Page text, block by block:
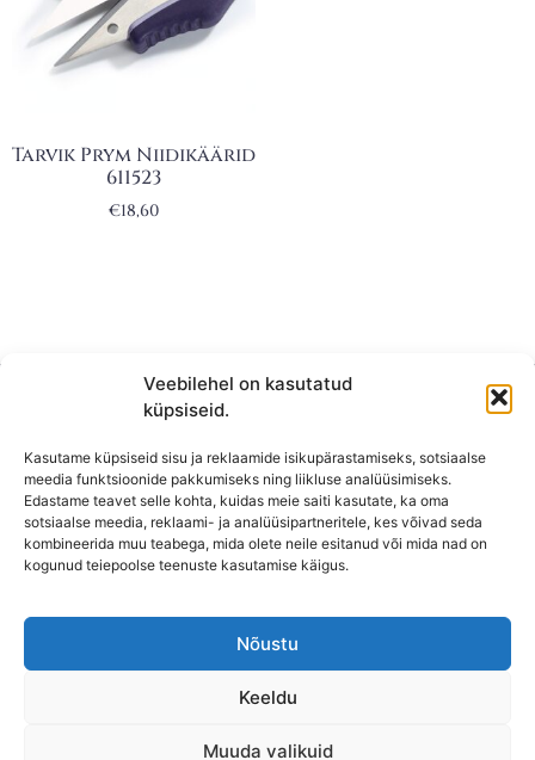
Veebilehel on kasutatud
küpsiseid.
Kasutame küpsiseid sisu ja reklaamide isikupärastamiseks, sotsiaalse
meedia funktsioonide pakkumiseks ning liikluse analüüsimiseks.
Edastame teavet selle kohta, kuidas meie saiti kasutate, ka oma
sotsiaalse meedia, reklaami- ja analüüsipartneritele, kes võivad seda
kombineerida muu teabega, mida olete neile esitanud või mida nad on
kogunud teiepoolse teenuste kasutamise käigus.
Nõustu
Keeldu
Muuda valikuid
Tarvik Prym Niidikäärid
611523
€18,60
KONTAKT